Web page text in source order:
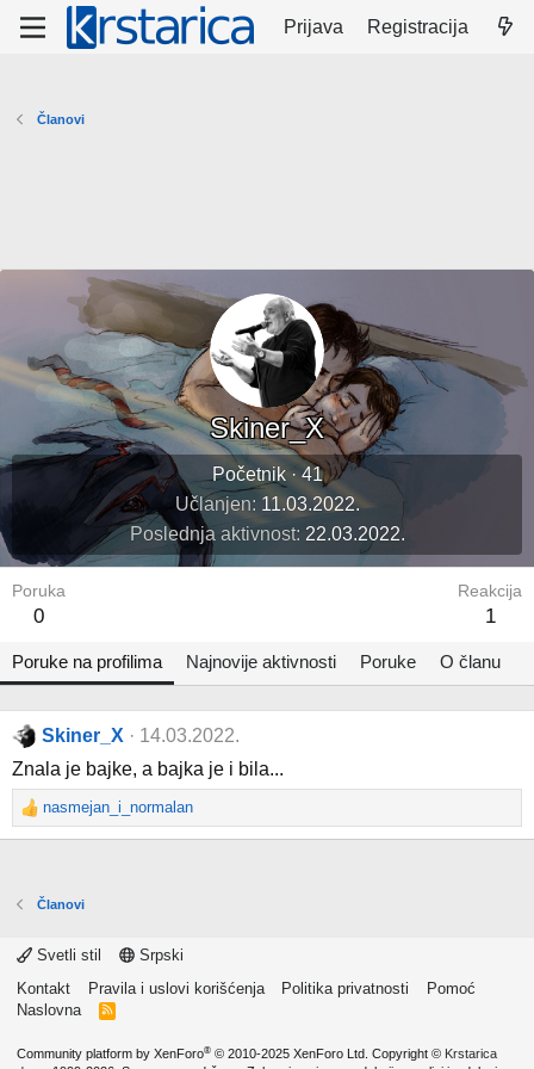
Prijava Registracija
Članovi
Skiner_X
Početnik ·41
Učlanjen 11.03.2022.
Poslednja aktivnost 22.03.2022.
Poruka
0
Reakcija
1
Poruke na profilima Najnovije aktivnosti Poruke O članu
Skiner_X
14.03.2022.
Znala je bajke, a bajka je i bila...
R
e
t
n
s
:
nasmejan_i_normalan
Članovi
Svetli stil
Srpski
Kontakt
Pravila i uslovi korišćenja Politika privatnosti
Pomoć
Naslovna
R
Community platform by XenForo® © 2010-2025 XenForo Ltd. Copyright © Krstarica